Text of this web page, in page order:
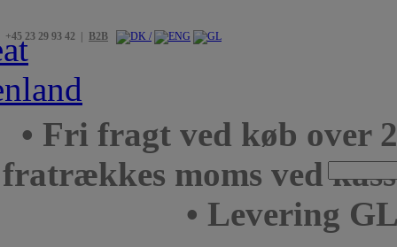
+45 23 29 93 42 | B2B
• Fri fragt ved køb over
fratrækkes moms ved
• Levering